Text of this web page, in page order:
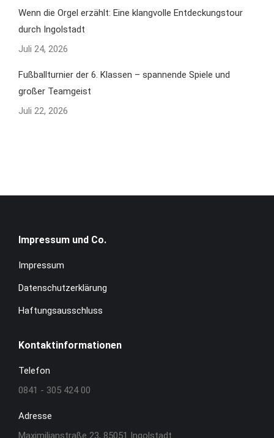
Wenn die Orgel erzählt: Eine klangvolle Entdeckungstour
durch Ingolstadt
Juli 24, 2026
Fußballturnier der 6. Klassen – spannende Spiele und
großer Teamgeist
Juli 22, 2026
Impressum und Co.
Impressum
Datenschutzerklärung
Haftungsausschluss
Kontaktinformationen
Telefon
0841 - 305 424 00
Adresse
Maximilianstraße 23, 85051 Ingolstadt